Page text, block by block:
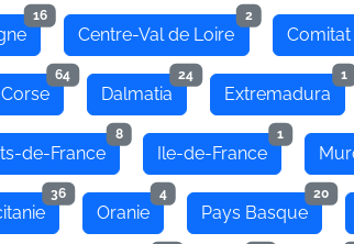
16
Centre-Val de Loire
2
Corse
64
Dalmatia
24
Extremadura
1
de-France
8
Ile-de-France
1
36
Oranie
4
Pays Basque
20